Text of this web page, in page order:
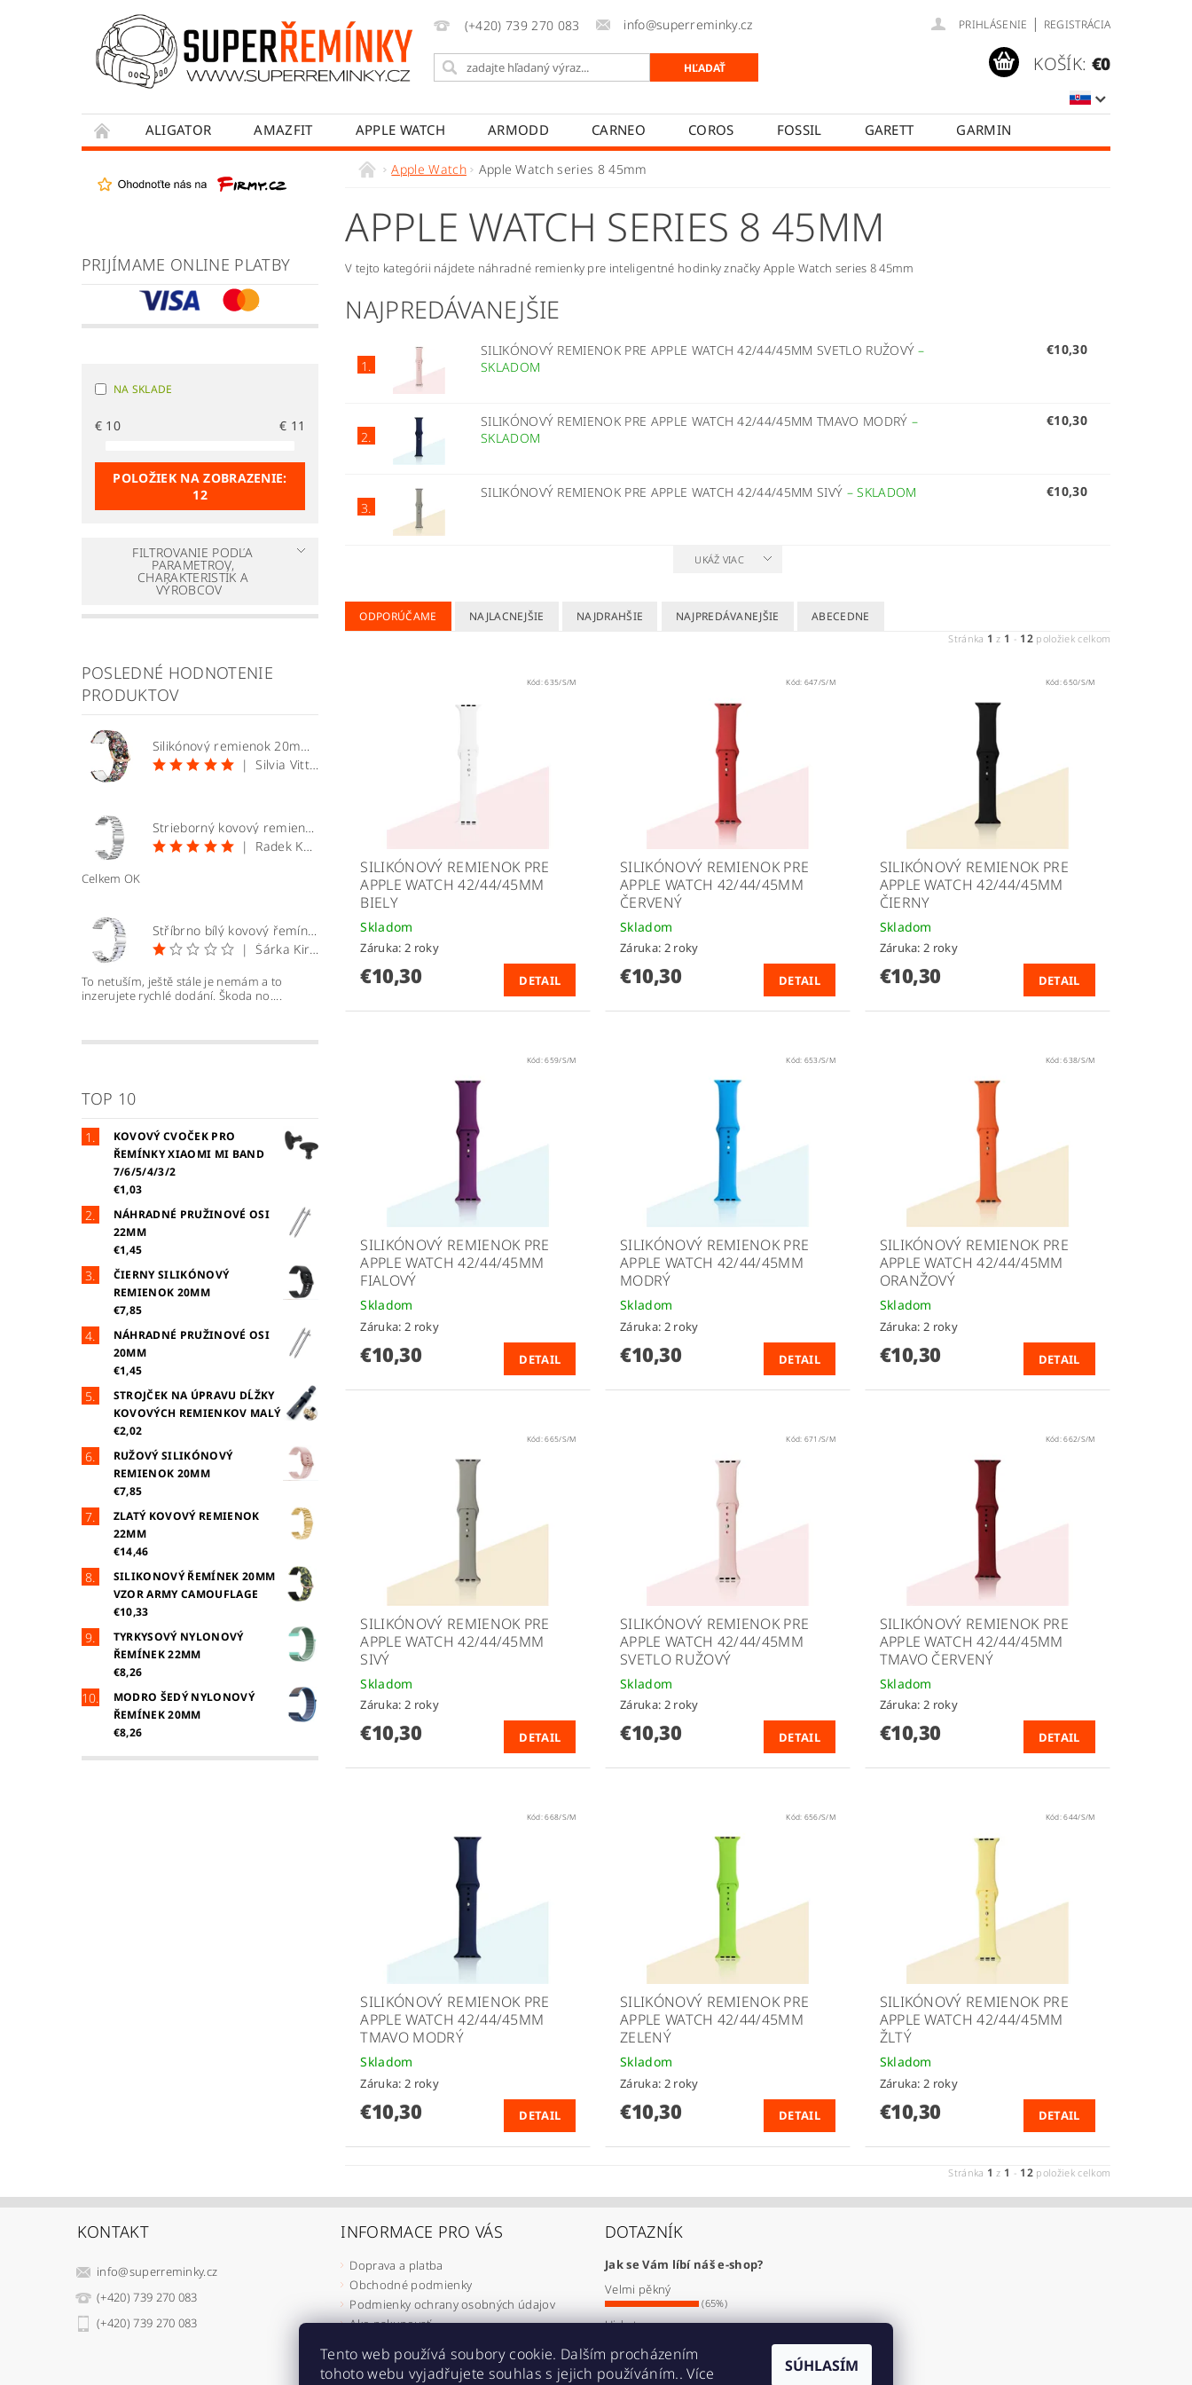
(+420) 739 270 083 info@superreminky.cz PRIHLÁSENIE | REGISTRÁCIA
KOŠÍK: €0
ALIGATOR AMAZFIT APPLE WATCH ARMODD CARNEO COROS FOSSIL GARETT
GARMIN
MYKRONOZ NEOGO POLAR
WITHINGS
WOWME
AKO NAKUPOVAŤ AKO REKLAMOVAŤ AKO ODSTÚPIŤ OD ZMLUVY
PRIJÍMAME ONLINE PLATBY
NA SKLADE
€ 10 € 11
POLOŽIEK NA ZOBRAZENIE:
12
FILTROVANIE PODĽA
PARAMETROV,
CHARAKTERISTÍK A
VÝROBCOV
POSLEDNÉ HODNOTENIE
PRODUKTOV
Silikónový remienok 20mm vzor lebky
|
Silvia Vittekova
Strieborný kovový remienok 20mm
|
Radek Kopecký
Celkem OK
Stříbrno bílý kovový řemínek 22mm
|
Šárka Kirchnerová
To netuším, ještě stále je nemám a to
inzerujete rychlé dodání. Škoda no....
TOP 10
KOVOVÝ CVOČEK PRO
ŘEMÍNKY XIAOMI MI BAND
7/6/5/4/3/2
€1,03
NÁHRADNÉ PRUŽINOVÉ OSI
22MM
€1,45
ČIERNY SILIKÓNOVÝ
REMIENOK 20MM
€7,85
NÁHRADNÉ PRUŽINOVÉ OSI
20MM
€1,45
STROJČEK NA ÚPRAVU DĹŽKY
KOVOVÝCH REMIENKOV MALÝ
€2,02
RUŽOVÝ SILIKÓNOVÝ
REMIENOK 20MM
€7,85
ZLATÝ KOVOVÝ REMIENOK
22MM
€14,46
SILIKONOVÝ ŘEMÍNEK 20MM
VZOR ARMY CAMOUFLAGE
€10,33
TYRKYSOVÝ NYLONOVÝ
ŘEMÍNEK 22MM
€8,26
MODRO ŠEDÝ NYLONOVÝ
ŘEMÍNEK 20MM
€8,26
Apple Watch Apple Watch series 8 45mm
APPLE WATCH SERIES 8 45MM
V tejto kategórii nájdete náhradné remienky pre inteligentné hodinky značky Apple Watch series 8 45mm
NAJPREDÁVANEJŠIE
1.
SILIKÓNOVÝ REMIENOK PRE APPLE WATCH 42/44/45MM SVETLO RUŽOVÝ–
SKLADOM
€10,30
2.
SILIKÓNOVÝ REMIENOK PRE APPLE WATCH 42/44/45MM TMAVO MODRÝ –
SKLADOM
€10,30
3.
SILIKÓNOVÝ REMIENOK PRE APPLE WATCH 42/44/45MM SIVÝ –SKLADOM €10,30
UKÁŽ VIAC
ODPORÚČAME NAJLACNEJŠIE NAJDRAHŠIE NAJPREDÁVANEJŠIE ABECEDNE
Stránka 1 z 1 - 12 položiek celkom
Kód:635/S/M
SILIKÓNOVÝ REMIENOK PRE
APPLE WATCH 42/44/45MM
BIELY
Skladom
Záruka: 2 roky
€10,30 DETAIL
Kód: 647/S/M
SILIKÓNOVÝ REMIENOK PRE
APPLE WATCH 42/44/45MM
ČERVENÝ
Skladom
Záruka: 2 roky
€10,30 DETAIL
Kód:650/S/M
SILIKÓNOVÝ REMIENOK PRE
APPLE WATCH 42/44/45MM
ČIERNY
Skladom
Záruka: 2 roky
€10,30 DETAIL
Kód:659/S/M
SILIKÓNOVÝ REMIENOK PRE
APPLE WATCH 42/44/45MM
FIALOVÝ
Skladom
Záruka: 2 roky
€10,30 DETAIL
Kód: 653/S/M
SILIKÓNOVÝ REMIENOK PRE
APPLE WATCH 42/44/45MM
MODRÝ
Skladom
Záruka: 2 roky
€10,30 DETAIL
Kód:638/S/M
SILIKÓNOVÝ REMIENOK PRE
APPLE WATCH 42/44/45MM
ORANŽOVÝ
Skladom
Záruka: 2 roky
€10,30 DETAIL
Kód:665/S/M
SILIKÓNOVÝ REMIENOK PRE
APPLE WATCH 42/44/45MM
SIVÝ
Skladom
Záruka: 2 roky
€10,30 DETAIL
Kód: 671/S/M
SILIKÓNOVÝ REMIENOK PRE
APPLE WATCH 42/44/45MM
SVETLO RUŽOVÝ
Skladom
Záruka: 2 roky
€10,30 DETAIL
Kód:662/S/M
SILIKÓNOVÝ REMIENOK PRE
APPLE WATCH 42/44/45MM
TMAVO ČERVENÝ
Skladom
Záruka: 2 roky
€10,30 DETAIL
Kód:668/S/M
SILIKÓNOVÝ REMIENOK PRE
APPLE WATCH 42/44/45MM
TMAVO MODRÝ
Skladom
Záruka: 2 roky
€10,30 DETAIL
Kód: 656/S/M
SILIKÓNOVÝ REMIENOK PRE
APPLE WATCH 42/44/45MM
ZELENÝ
Skladom
Záruka: 2 roky
€10,30 DETAIL
Kód:644/S/M
SILIKÓNOVÝ REMIENOK PRE
APPLE WATCH 42/44/45MM
ŽLTÝ
Skladom
Záruka: 2 roky
€10,30 DETAIL
Stránka 1 z 1 - 12 položiek celkom
KONTAKT
info@superreminky.cz
(+420) 739 270 083
(+420) 739 270 083
INFORMACE PRO VÁS
Doprava a platba
Obchodné podmienky
Podmienky ochrany osobných údajov
Ako nakupovať
Ako odstúpiť od zmluvy
DOTAZNÍK
Jak se Vám líbí náš e-shop?
Velmi pěkný
(65%)
Ujde to
Nelíbí se mi
(18%)
Tento web používá soubory cookie. Dalším procházením
tohoto webu vyjadřujete souhlas s jejich používáním.. Více
SÚHLASÍM